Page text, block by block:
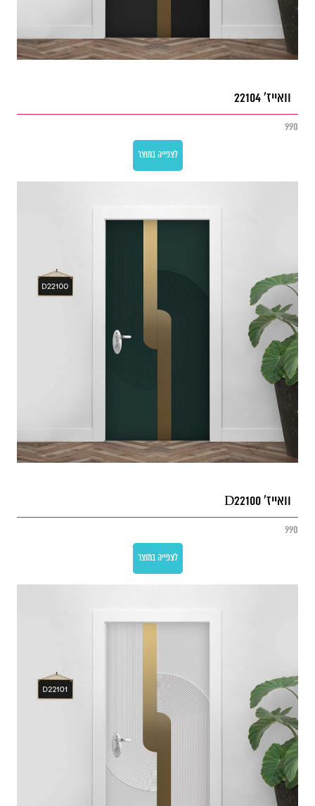
וואייז' 22104
990
לצפייה במוצר
וואייז' D22100
990
לצפייה במוצר